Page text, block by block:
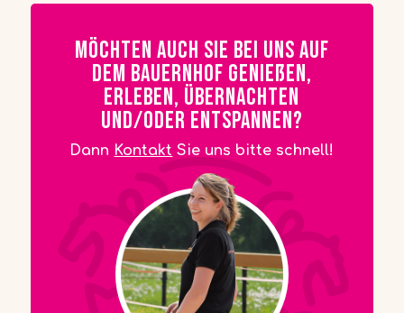
Möchten auch Sie bei uns auf
dem Bauernhof genießen,
erleben, übernachten
und/oder entspannen?
Dann Kontakt Sie uns bitte schnell!